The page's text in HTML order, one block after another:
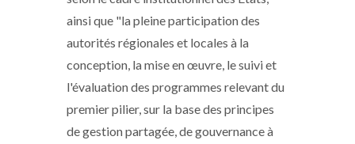
ainsi que "la pleine participation des
autorités régionales et locales à la
conception, la mise en œuvre, le suivi et
l'évaluation des programmes relevant du
premier pilier, sur la base des principes
de gestion partagée, de gouvernance à